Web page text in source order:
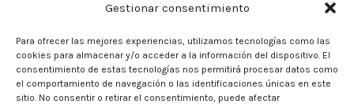
Gestionar consentimiento
Para ofrecer las mejores experiencias, utilizamos tecnologías como las
cookies para almacenar y/o acceder a la información del dispositivo. El
consentimiento de estas tecnologías nos permitirá procesar datos como
el comportamiento de navegación o las identificaciones únicas en este
sitio. No consentir o retirar el consentimiento, puede afectar
Dirección: Córcega 102, 5º 1ª
08029 – Barcelona (Spain)